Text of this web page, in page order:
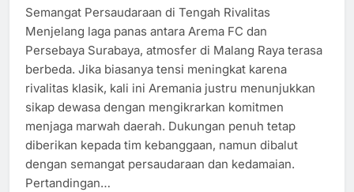
Semangat Persaudaraan di Tengah Rivalitas
Menjelang laga panas antara Arema FC dan
Persebaya Surabaya, atmosfer di Malang Raya terasa
berbeda. Jika biasanya tensi meningkat karena
rivalitas klasik, kali ini Aremania justru menunjukkan
sikap dewasa dengan mengikrarkan komitmen
menjaga marwah daerah. Dukungan penuh tetap
diberikan kepada tim kebanggaan, namun dibalut
dengan semangat persaudaraan dan kedamaian.
Pertandingan…